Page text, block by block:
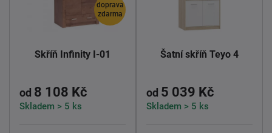
doprava
zdarma
Skříň Infinity I-01
od 8 108 Kč
Skladem > 5 ks
Šatní skříň Teyo 4
od 5 039 Kč
Skladem > 5 ks